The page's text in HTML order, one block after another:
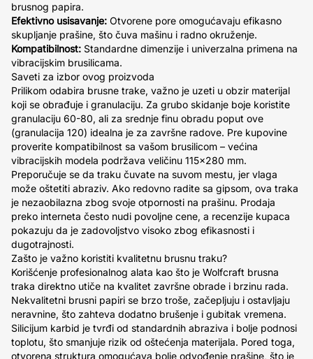
brusnog papira.
Efektivno usisavanje: Otvorene pore omogućavaju efikasno
skupljanje prašine, što čuva mašinu i radno okruženje.
Kompatibilnost: Standardne dimenzije i univerzalna primena na
vibracijskim brusilicama.
Saveti za izbor ovog proizvoda
Prilikom odabira brusne trake, važno je uzeti u obzir materijal
koji se obrađuje i granulaciju. Za grubo skidanje boje koristite
granulaciju 60-80, ali za srednje finu obradu poput ove
(granulacija 120) idealna je za završne radove. Pre kupovine
proverite kompatibilnost sa vašom brusilicom – većina
vibracijskih modela podržava veličinu 115x280 mm.
Preporučuje se da traku čuvate na suvom mestu, jer vlaga
može oštetiti abraziv. Ako redovno radite sa gipsom, ova traka
je nezaobilazna zbog svoje otpornosti na prašinu. Prodaja
preko interneta često nudi povoljne cene, a recenzije kupaca
pokazuju da je zadovoljstvo visoko zbog efikasnosti i
dugotrajnosti.
Zašto je važno koristiti kvalitetnu brusnu traku?
Korišćenje profesionalnog alata kao što je Wolfcraft brusna
traka direktno utiče na kvalitet završne obrade i brzinu rada.
Nekvalitetni brusni papiri se brzo troše, začepljuju i ostavljaju
neravnine, što zahteva dodatno brušenje i gubitak vremena.
Silicijum karbid je tvrđi od standardnih abraziva i bolje podnosi
toplotu, što smanjuje rizik od oštećenja materijala. Pored toga,
otvorena struktura omogućava bolje odvođenje prašine, što je